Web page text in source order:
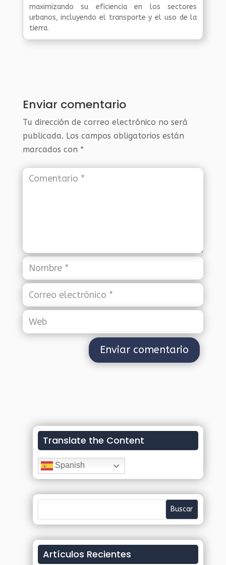
maximizando su eficiencia en los sectores
urbanos, incluyendo el transporte y el uso de la
tierra.
Enviar comentario
Tu dirección de correo electrónico no será
publicada. Los campos obligatorios están
marcados con *
Translate the Content
Spanish
Artículos Recientes